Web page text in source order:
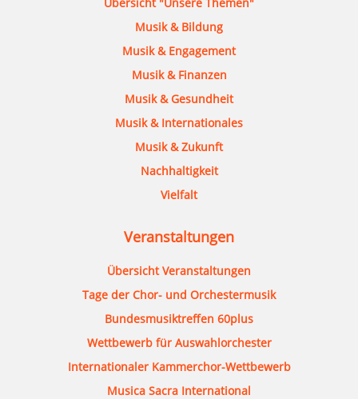
Musik & Bildung
Musik & Engagement
Musik & Finanzen
Musik & Gesundheit
Musik & Internationales
Musik & Zukunft
Nachhaltigkeit
Vielfalt
Veranstaltungen
Übersicht Veranstaltungen
Tage der Chor- und Orchestermusik
Bundesmusiktreffen 60plus
Wettbewerb für Auswahlorchester
Internationaler Kammerchor-Wettbewerb
Musica Sacra International